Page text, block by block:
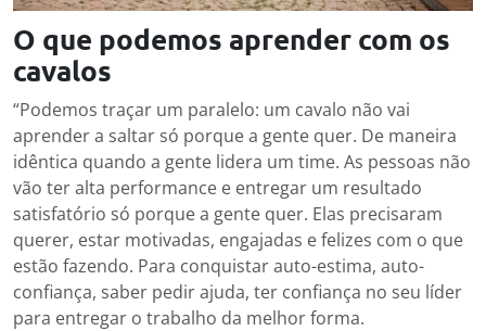
O que podemos aprender com os
cavalos
“Podemos traçar um paralelo: um cavalo não vai
aprender a saltar só porque a gente quer. De maneira
idêntica quando a gente lidera um time. As pessoas não
vão ter alta performance e entregar um resultado
satisfatório só porque a gente quer. Elas precisaram
querer, estar motivadas, engajadas e felizes com o que
estão fazendo. Para conquistar auto-estima, auto-
confiança, saber pedir ajuda, ter confiança no seu líder
para entregar o trabalho da melhor forma.